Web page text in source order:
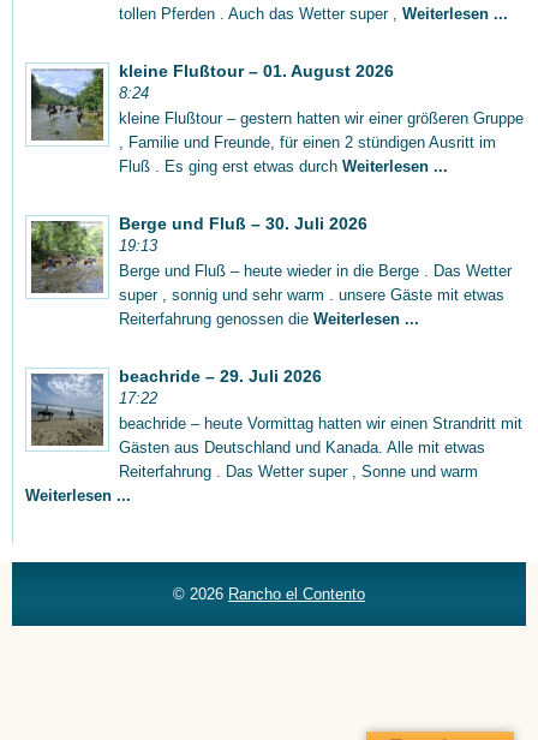
tollen Pferden . Auch das Wetter super , Weiterlesen ...
kleine Flußtour – 01. August 2026
8:24
kleine Flußtour – gestern hatten wir einer größeren Gruppe
, Familie und Freunde, für einen 2 stündigen Ausritt im
Fluß . Es ging erst etwas durch Weiterlesen ...
Berge und Fluß – 30. Juli 2026
19:13
Berge und Fluß – heute wieder in die Berge . Das Wetter
super , sonnig und sehr warm . unsere Gäste mit etwas
Reiterfahrung genossen die Weiterlesen ...
beachride – 29. Juli 2026
17:22
beachride – heute Vormittag hatten wir einen Strandritt mit
Gästen aus Deutschland und Kanada. Alle mit etwas
Reiterfahrung . Das Wetter super , Sonne und warm
Weiterlesen ...
© 2026 Rancho el Contento